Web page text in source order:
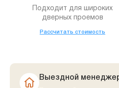
Подходит для широких
дверных проемов
Рассчитать стоимость
Выездной